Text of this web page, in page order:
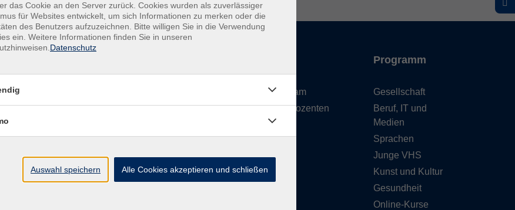
Unser Team
Unsere Dozenten
Gebäude
Programm
Gesellschaft
Beruf, IT und
Medien
Sprachen
Junge VHS
Kunst und Kultur
Gesundheit
Online-Kurse
das Cookie an den Server zurück. Cookies wurden als zuverlässiger
für Websites entwickelt, um sich Informationen zu merken oder die
des Benutzers aufzuzeichnen. Bitte willigen Sie in die Verwendung
ein. Weitere Informationen finden Sie in unseren
Datenschutz
Auswahl speichern Alle Cookies akzeptieren und schließen